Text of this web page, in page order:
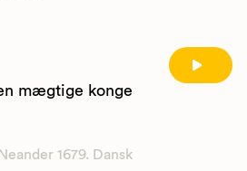
mægtige konge
1679. Dansk